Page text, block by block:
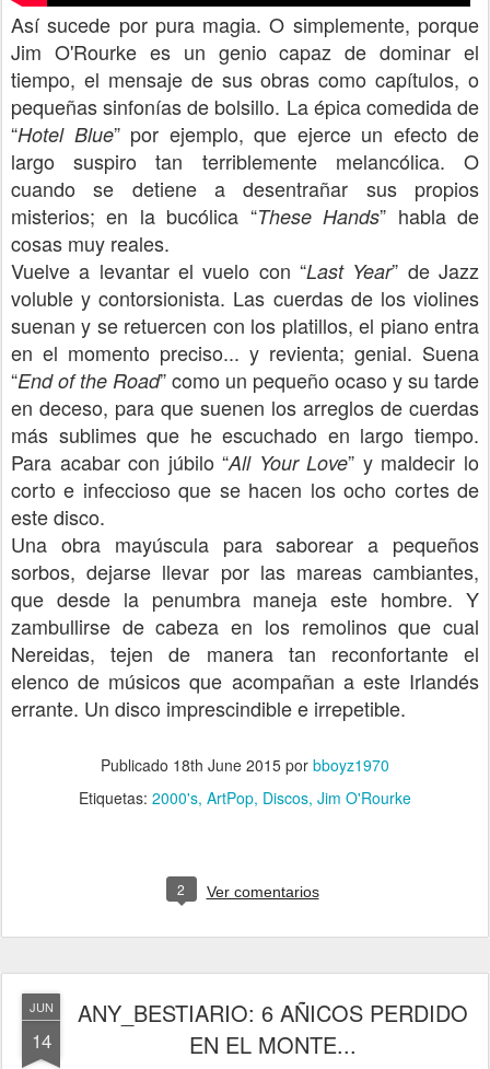
Así sucede por pura magia. O simplemente, porque
Jim O'Rourke es un genio capaz de dominar el
tiempo, el mensaje de sus obras como capítulos, o
pequeñas sinfonías de bolsillo. La épica comedida de
“Hotel Blue” por ejemplo, que ejerce un efecto de
largo suspiro tan terriblemente melancólica. O
cuando se detiene a desentrañar sus propios
misterios; en la bucólica “These Hands” habla de
cosas muy reales.
Vuelve a levantar el vuelo con “Last Year” de Jazz
voluble y contorsionista. Las cuerdas de los violines
suenan y se retuercen con los platillos, el piano entra
en el momento preciso... y revienta; genial. Suena
“End of the Road” como un pequeño ocaso y su tarde
en deceso, para que suenen los arreglos de cuerdas
más sublimes que he escuchado en largo tiempo.
Para acabar con júbilo “All Your Love” y maldecir lo
corto e infeccioso que se hacen los ocho cortes de
este disco.
Una obra mayúscula para saborear a pequeños
sorbos, dejarse llevar por las mareas cambiantes,
que desde la penumbra maneja este hombre. Y
zambullirse de cabeza en los remolinos que cual
Nereidas, tejen de manera tan reconfortante el
elenco de músicos que acompañan a este Irlandés
errante. Un disco imprescindible e irrepetible.
Publicado 18th June 2015 por bboyz1970
Etiquetas: 2000's ArtPop Discos Jim O'Rourke
2 Ver comentarios
JUN
14
ANY_BESTIARIO: 6 AÑICOS PERDIDO
EN EL MONTE...